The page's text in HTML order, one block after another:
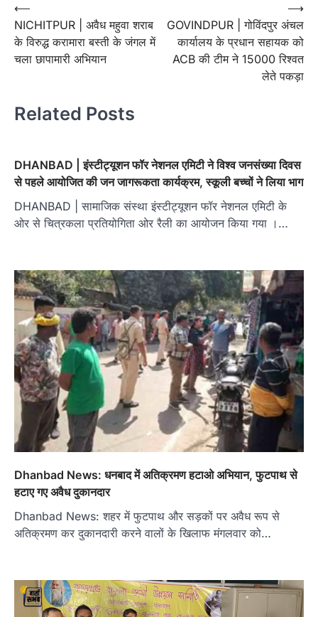
Post
navigation
⟵
NICHITPUR | अवैध महुवा शराब
के विरुद्ध करामारा बस्ती के जंगल में
चला छापामारी अभियान
GOVINDPUR | गोविंदपुर अंचल
कार्यालय के प्रधान सहायक को
ACB की टीम ने 15000 रिश्वत
लेते पकड़ा
⟶
Related Posts
DHANBAD | इंस्टीट्यूशन फॉर नेशनल एमिटी ने विश्व जनसंख्या दिवस
से पहले आयोजित की जन जागरूकता कार्यक्रम, स्कूली बच्चों ने लिया भाग
DHANBAD | सामाजिक संस्था इंस्टीट्यूशन फॉर नेशनल एमिटी के
ओर से चित्रकला प्रतियोगिता ओर रैली का आयोजन किया गया ।…
Dhanbad News: धनबाद में अतिक्रमण हटाओ अभियान, फुटपाथ से
हटाए गए अवैध दुकानदार
Dhanbad News: शहर में फुटपाथ और सड़कों पर अवैध रूप से
अतिक्रमण कर दुकानदारी करने वालों के खिलाफ मंगलवार को…